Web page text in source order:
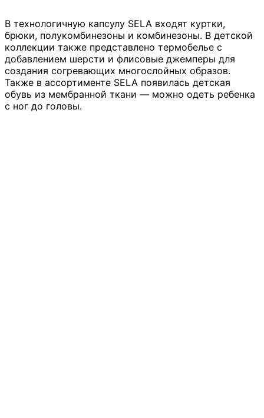
В технологичную капсулу SELA входят куртки,
брюки, полукомбинезоны и комбинезоны. В детской
коллекции также представлено термобелье с
добавлением шерсти и флисовые джемперы для
создания согревающих многослойных образов.
Также в ассортименте SELA появилась детская
обувь из мембранной ткани — можно одеть ребенка
с ног до головы.